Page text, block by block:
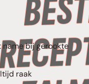
bij gerookte
raak